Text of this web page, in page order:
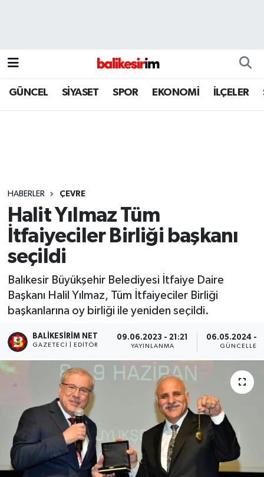
GÜNCEL SİYASET SPOR EKONOMİ İLÇELER
HABERLER ÇEVRE
Halit Yılmaz Tüm
İtfaiyeciler Birliği başkanı
seçildi
Balıkesir Büyükşehir Belediyesi İtfaiye Daire
Başkanı Halil Yılmaz, Tüm İtfaiyeciler Birliği
başkanlarına oy birliği ile yeniden seçildi.
BALIKESIRIM NET
GAZETECI | EDITÖR
09.06.2023 - 21:21
YAYINLANMA
06.05.2024 -